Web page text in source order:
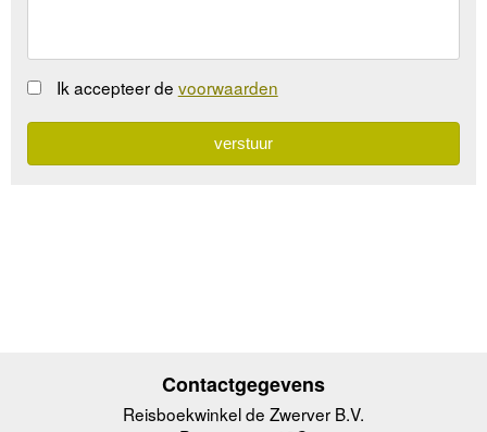
Ik accepteer de voorwaarden
Contactgegevens
Reisboekwinkel de Zwerver B.V.